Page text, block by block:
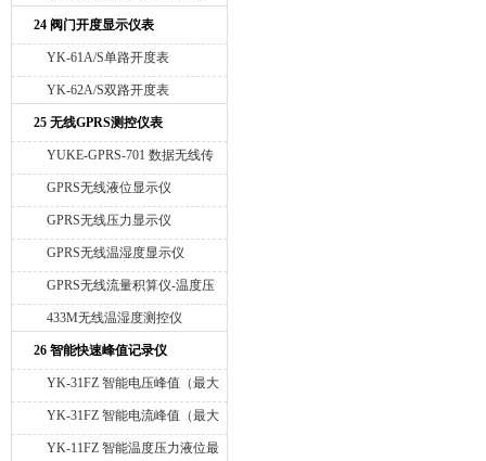
24 阀门开度显示仪表
YK-61A/S单路开度表
YK-62A/S双路开度表
25 无线GPRS测控仪表
YUKE-GPRS-701 数据无线传
输模块
GPRS无线液位显示仪
GPRS无线压力显示仪
GPRS无线温湿度显示仪
GPRS无线流量积算仪-温度压
力补偿
433M无线温湿度测控仪
26 智能快速峰值记录仪
YK-31FZ 智能电压峰值（最大
值）记录仪
YK-31FZ 智能电流峰值（最大
值）记录仪
YK-11FZ 智能温度压力液位最